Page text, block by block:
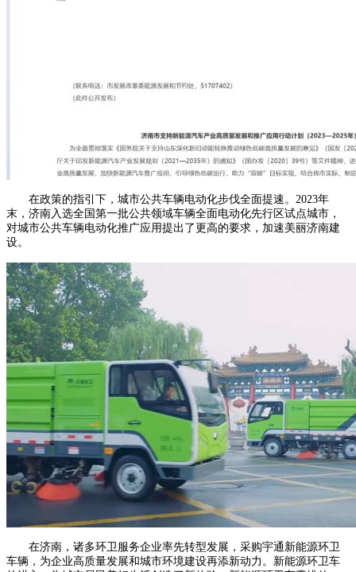
在政策的指引下，城市公共车辆电动化步伐全面提速。2023年
末，济南入选全国第一批公共领域车辆全面电动化先行区试点城市，
对城市公共车辆电动化推广应用提出了更高的要求，加速美丽济南建
设。
在济南，诸多环卫服务企业率先转型发展，采购宇通新能源环卫
车辆，为企业高质量发展和城市环境建设再添新动力。新能源环卫车